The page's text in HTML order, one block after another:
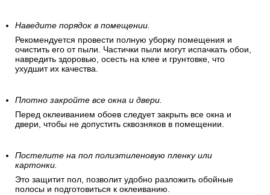
Наведите порядок в помещении.
Рекомендуется провести полную уборку помещения и
очистить его от пыли. Частички пыли могут испачкать обои,
навредить здоровью, осесть на клее и грунтовке, что
ухудшит их качества.
Плотно закройте все окна и двери.
Перед оклеиванием обоев следует закрыть все окна и
двери, чтобы не допустить сквозняков в помещении.
Постелите на пол полиэтиленовую пленку или
картонки.
Это защитит пол, позволит удобно разложить обойные
полосы и подготовиться к оклеиванию.